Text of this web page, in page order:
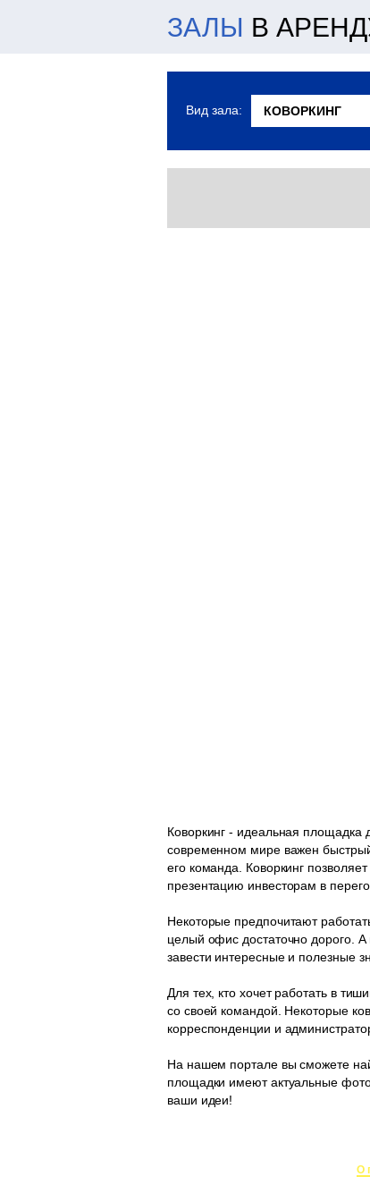
ЗАЛЫ В
Вид зала:
Коворкинг - идеальная
современном мире важен быстрый
его команда. Коворкинг
презентацию инвесторам в
Некоторые предпочитают
целый офис достаточно дорого. А
завести интересные и полезные
Для тех, кто хочет работать в
со своей командой. Некоторые
корреспонденции и
На нашем портале вы сможете
площадки имеют актуальные
ваши идеи!
О